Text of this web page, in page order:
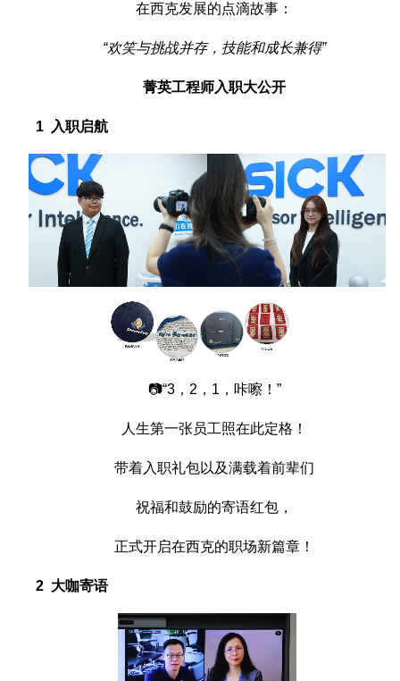
在西克发展的点滴故事：
“欢笑与挑战并存，技能和成长兼得”
菁英工程师入职大公开
1 入职启航
📷“3，2，1，咔嚓！”
人生第一张员工照在此定格！
带着入职礼包以及满载着前辈们
祝福和鼓励的寄语红包，
正式开启在西克的职场新篇章！
2 大咖寄语